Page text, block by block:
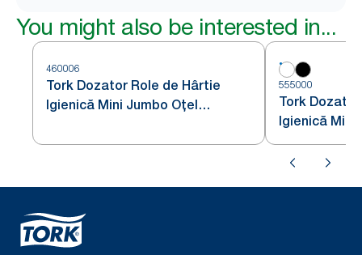
You might also be interested in...
460006
Tork Dozator Role de Hârtie
Igienică Mini Jumbo Oțel
555000
Tork
Igienică Mini